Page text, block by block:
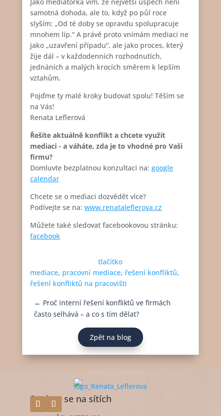
samotná dohoda, ale to, když po půl roce
slyším: „Od té doby se opravdu spolupracuje
mnohem líp.“ A právě proto vnímám mediaci ne
jako „uzavření případu“, ale jako proces, který
žije dál – v každodenních rozhodnutích,
jednáních a malých krocích směrem k lepším
vztahům.
Pojďme ty malé kroky budovat spolu! Těším se
na Vás!
Renata Leflerová
Řešíte aktuálně konflikt a chcete využít
mediaci - a váháte, zda je to vhodné pro Vaši
firmu?
Domluvte bezplatnou konzultaci na: google
calendar
Chcete se o mediaci dozvědět více?
Podívejte se na: www.renataleflerova.cz
Můžete také sledovat facebookovou stránku:
facebook
tlačítko
mediace, pracovní mediace, řešení konfliktů
řešení konfliktů na pracovišti
← Proč interní řešení konfliktů ve firmách
často selhává – a co s tím dělat?
Zpět na blog
Spojme se na sítích